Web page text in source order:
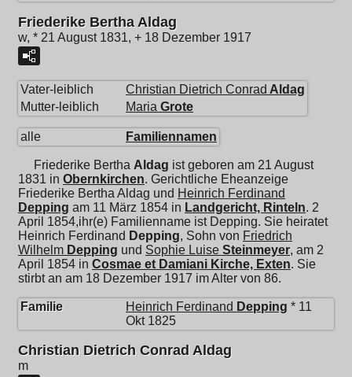
Friederike Bertha Aldag
w, * 21 August 1831, + 18 Dezember 1917
Vater-leiblich Christian Dietrich Conrad Aldag
Mutter-leiblich
Maria Grote
alle Familiennamen
Friederike Bertha Aldag ist geboren am 21 August
1831 in Obernkirchen. Gerichtliche Eheanzeige
Friederike Bertha Aldag und Heinrich Ferdinand
Depping am 11 März 1854 in Landgericht, Rinteln. 2
April 1854,ihr(e) Familienname ist Depping. Sie heiratet
Heinrich Ferdinand Depping, Sohn von Friedrich
Wilhelm Depping und Sophie Luise Steinmeyer, am 2
April 1854 in Cosmae et Damiani Kirche, Exten. Sie
stirbt an am 18 Dezember 1917 im Alter von 86.
Familie Heinrich Ferdinand Depping * 11
Okt 1825
Christian Dietrich Conrad Aldag
m